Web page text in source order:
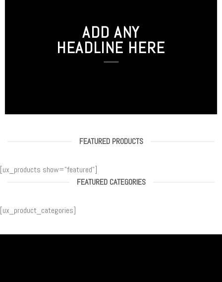
ADD ANY
HEADLINE HERE
FEATURED PRODUCTS
[ux_products show=”featured”]
FEATURED CATEGORIES
[ux_product_categories]